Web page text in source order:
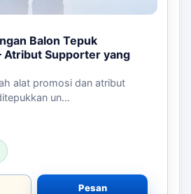
Balon Tepuk
Atribut Supporter yang
alat promosi dan atribut
un...
Pesan